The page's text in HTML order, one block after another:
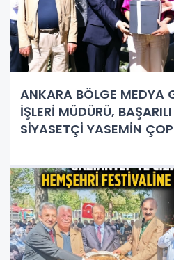
ANKARA BÖLGE MEDYA
İŞLERİ MÜDÜRÜ,
SİYASETÇİ YASEMİN